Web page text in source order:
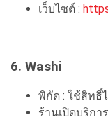
เว็บไซต์ :
6. Washi
พิกัด : ใช้สิทธิ์
ร้านเปิดบริกา